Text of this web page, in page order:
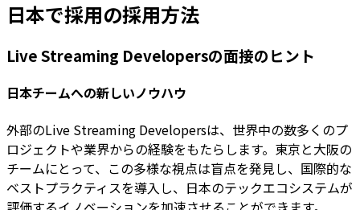
日本で採用の採用方法
Live Streaming Developersの面接のヒント
日本チームへの新しいノウハウ
外部のLive Streaming Developersは、世界中の数多くのプ
ロジェクトや業界からの経験をもたらします。東京と大阪の
チームにとって、この多様な視点は盲点を発見し、国際的な
ベストプラクティスを導入し、日本のテックエコシステムが